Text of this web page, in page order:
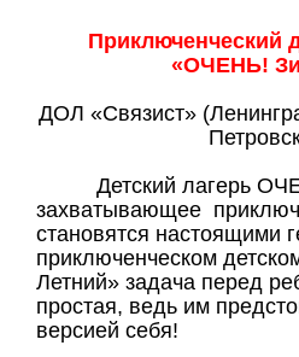
Приключенческий
«ОЧЕНЬ!
ДОЛ «Связист»
Детский лагерь
захватывающее
становятся настоящими
приключенческом
Летний» задача перед
простая, ведь им
версией себя!